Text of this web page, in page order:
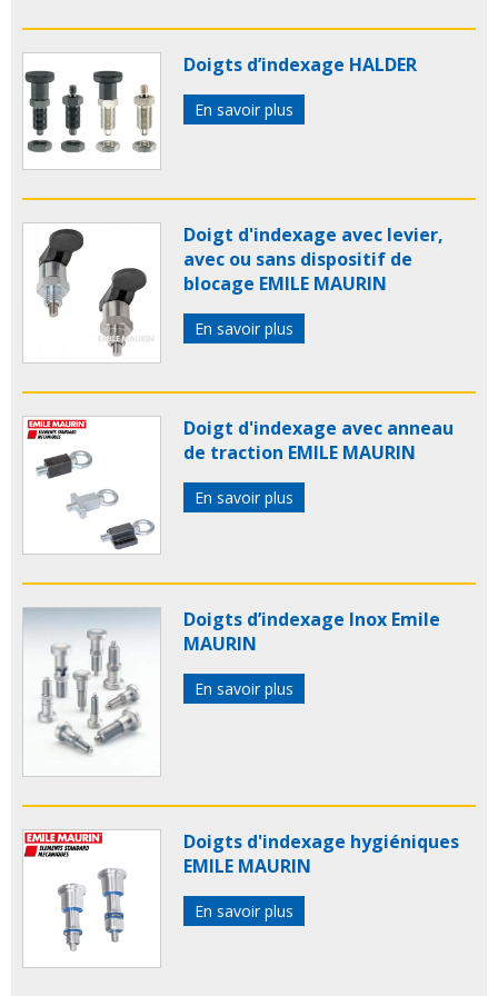
Doigts d’indexage HALDER
En savoir plus
Doigt d'indexage avec levier,
avec ou sans dispositif de
blocage EMILE MAURIN
En savoir plus
Doigt d'indexage avec anneau
de traction EMILE MAURIN
En savoir plus
Doigts d’indexage Inox Emile
MAURIN
En savoir plus
Doigts d'indexage hygiéniques
EMILE MAURIN
En savoir plus